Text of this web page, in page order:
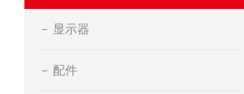
显示器
配件